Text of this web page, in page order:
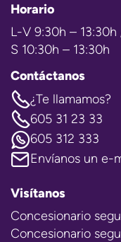
Horario
L-V 9:30h – 13:30h
S 10:30h – 13:30h
Contáctanos
¿Te llamamos?
605 31 23 33
605 312 333
Envíanos un e-
Visítanos
Concesionario
Concesionario